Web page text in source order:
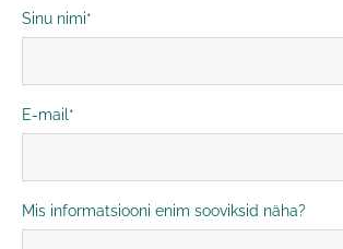
Sinu nimi
E-mail
Mis informatsiooni enim sooviksid näha?